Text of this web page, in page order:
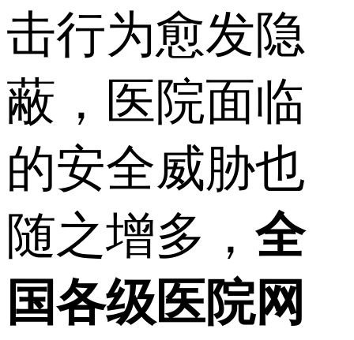
击行为愈发隐
蔽，医院面临
的安全威胁也
随之增多， 全
国各级医院网